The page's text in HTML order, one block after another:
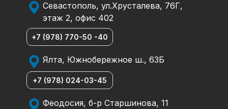
Феодосия, б-р Старшинова, 11
Ялта, Южнобережное ш., 63Б
Севастополь, ул.Хрусталева, 76Г,
этаж 2, офис 402
+7 (978) 024-03-45
+7 (978) 770-50 -40